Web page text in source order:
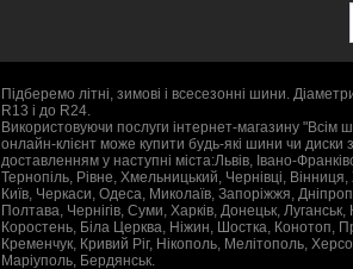
Підберемо літні, зимові і всесезонні шини.
R13 і до R24.
Використовуючи послуги інтернет-магазину "Всім
онлайн-клієнт може купити будь-які шини чи диски з
доставленням у наступні міста:Львів, Івано-
Тернопіль, Рівне, Хмельницький, Чернівці,
Київ, Черкаси, Одеса, Миколаїв, Запоріжжя,
Полтава, Чернігів, Суми, Харків, Донецьк, Луганськ,
Коростень, Біла Церква, Ніжин, Шостка, Конотоп,
Кременчук, Кривий Ріг, Нікополь, Мелітополь,
Маріуполь, Бердянськ.